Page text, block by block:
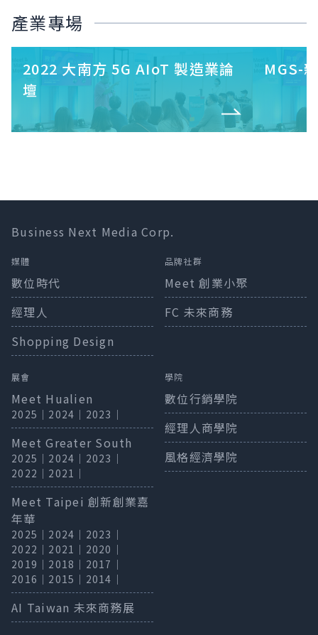
產業專場
2022 大南方 5G AIoT 製造業論
壇
MGS-
Business Next Media Corp.
媒體
數位時代
經理人
Shopping Design
品牌社群
Meet 創業小聚
FC 未來商務
展會
Meet Hualien
2025 ｜ 2024 ｜ 2023 ｜
Meet Greater South
2025 ｜ 2024 ｜ 2023 ｜
2022 ｜ 2021 ｜
Meet Taipei 創新創業嘉
年華
2025 ｜ 2024 ｜ 2023 ｜
2022 ｜ 2021 ｜ 2020 ｜
2019 ｜ 2018 ｜ 2017 ｜
2016 ｜ 2015 ｜ 2014 ｜
AI Taiwan 未來商務展
學院
數位行銷學院
經理人商學院
風格經濟學院